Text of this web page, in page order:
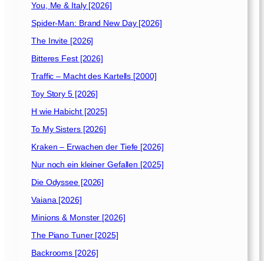
You, Me & Italy [2026]
Spider-Man: Brand New Day [2026]
The Invite [2026]
Bitteres Fest [2026]
Traffic – Macht des Kartells [2000]
Toy Story 5 [2026]
H wie Habicht [2025]
To My Sisters [2026]
Kraken – Erwachen der Tiefe [2026]
Nur noch ein kleiner Gefallen [2025]
Die Odyssee [2026]
Vaiana [2026]
Minions & Monster [2026]
The Piano Tuner [2025]
Backrooms [2026]